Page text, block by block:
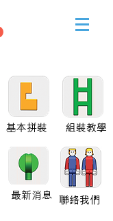
基本拼裝 組裝教學
最新消息 聯絡我們